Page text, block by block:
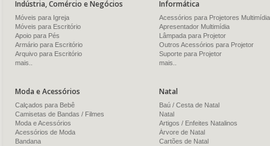
Indústria, Comércio e Negócios
Móveis para Igreja
Móveis para Escritório
Apoio para Pés
Armário para Escritório
Arquivo para Escritório
mais..
Informática
Acessórios para Projetores Multimídia
Apresentador Multimídia
Lâmpada para Projetor
Outros Acessórios para Projetor
Suporte para Projetor
mais..
Moda e Acessórios
Calçados para Bebê
Camisetas de Bandas / Filmes
Moda e Acessórios
Acessórios de Moda
Bandana
Natal
Baú / Cesta de Natal
Natal
Artigos / Enfeites Natalinos
Árvore de Natal
Cartões de Natal